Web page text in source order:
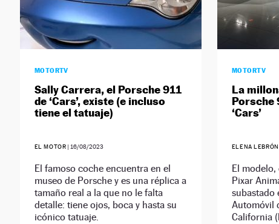
MOTORTV
Sally Carrera, el Porsche 911
de ‘Cars’, existe (e incluso
tiene el tatuaje)
EL MOTOR | 16/08/2023
El famoso coche encuentra en el
museo de Porsche y es una réplica a
tamaño real a la que no le falta
detalle: tiene ojos, boca y hasta su
icónico tatuaje.
MOTORTV
La
Porsche
‘Cars’
ELENA LEBRÓN
El
Pixar
subastado
Automóvil
California